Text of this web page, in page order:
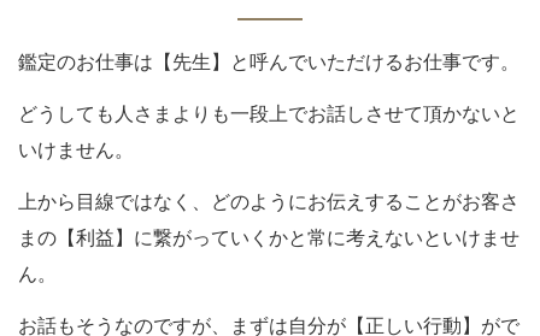
鑑定のお仕事は【先生】と呼んでいただけるお仕事です。
どうしても人さまよりも一段上でお話しさせて頂かないと
いけません。
上から目線ではなく、どのようにお伝えすることがお客さ
まの【利益】に繋がっていくかと常に考えないといけませ
ん。
お話もそうなのですが、まずは自分が【正しい行動】がで